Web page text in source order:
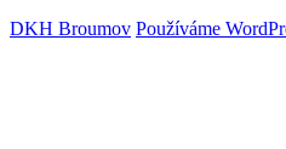
DKH Broumov Používáme